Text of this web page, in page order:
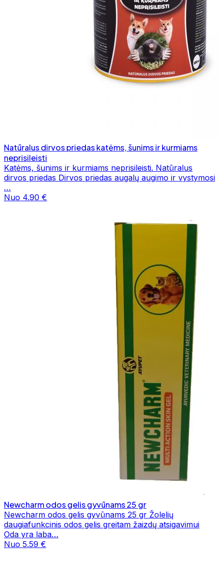
Natūralus dirvos priedas katėms, šunims ir kurmiams
neprisileisti
Katėms, šunims ir kurmiams neprisileisti. Natūralus
dirvos priedas Dirvos priedas augalų augimo ir vystymosi
…
Nuo 4.90 €
Newcharm odos gelis gyvūnams 25 gr
Newcharm odos gelis gyvūnams 25 gr Žolelių
daugiafunkcinis odos gelis greitam žaizdų atsigavimui
Oda yra laba…
Nuo 5.59 €